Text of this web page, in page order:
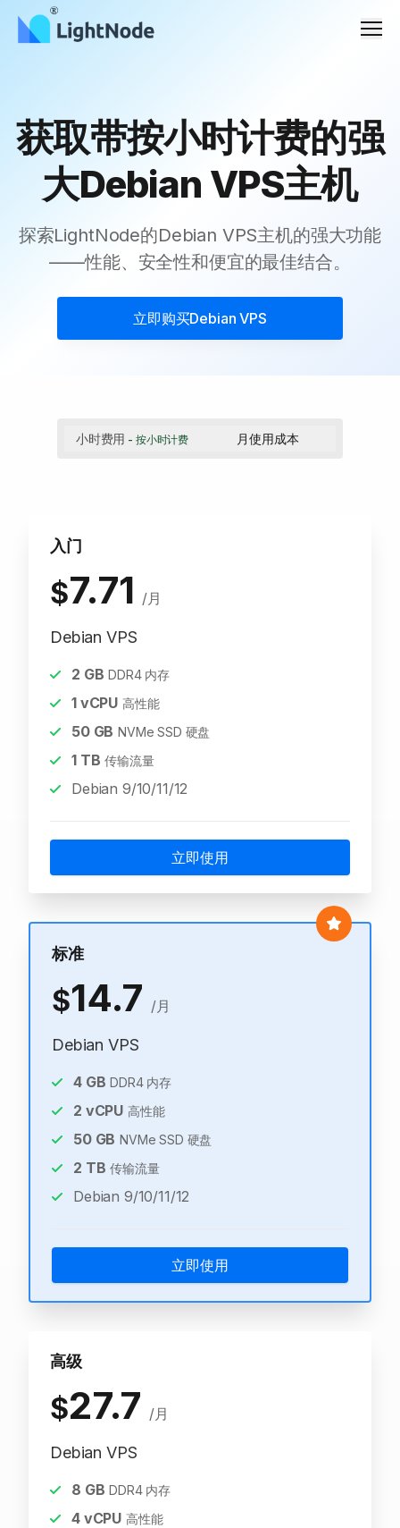
获取带按小时计费的强
大Debian VPS主机
探索LightNode的Debian VPS主机的强大功能
——性能、安全性和便宜的最佳结合。
立即购买Debian VPS
小时费用 - 按小时计费 月使用成本
入门
$7.71 /月
Debian VPS
2 GB DDR4 内存
1vCPU 高性能
50GB NVMe SSD 硬盘
1TB 传输流量
Debian 9/10/11/12
立即使用
标准
$14.7 /月
Debian VPS
4GB DDR4 内存
2 vCPU 高性能
50GB NVMe SSD 硬盘
2 TB 传输流量
Debian 9/10/11/12
立即使用
高级
$27.7 /月
Debian VPS
8 GB DDR4 内存
4vCPU 高性能